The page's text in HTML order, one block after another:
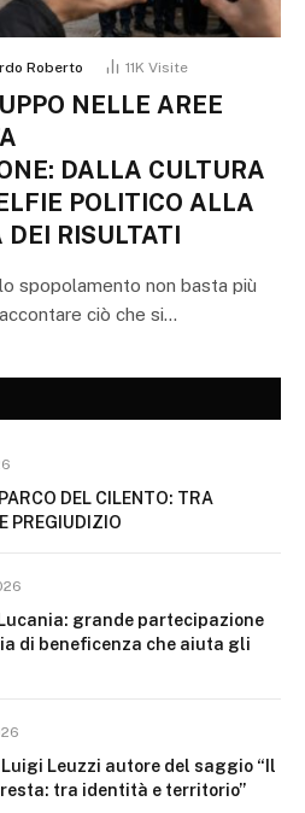
Roberto 11K Visite
NELLE AREE
DALLA CULTURA
POLITICO ALLA
RISULTATI
spopolamento non basta più
ciò che si…
DEL CILENTO: TRA
PREGIUDIZIO
grande partecipazione
di beneficenza che aiuta gli
Leuzzi autore del saggio “Il
tra identità e territorio”